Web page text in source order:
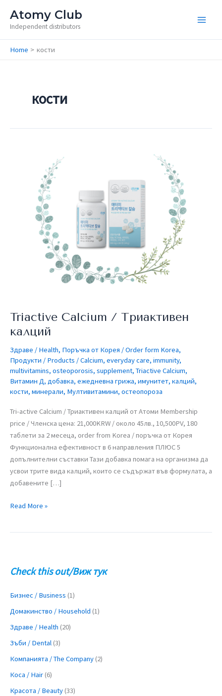
content
Atomy Club
Independent distributors
Home кости
кости
Triactive Calcium / Триактивен
калций
Здраве / Health, Поръчка от Корея / Order form Korea,
Продукти / Products /Calcium, everyday care, immunity,
multivitamins, osteoporosis, supplement, Triactive Calcium,
Витамин Д, добавка, ежедневна грижа, имунитет, калций,
кости, минерали, Мултивитамини, остеопороза
Tri-active Calcium / Триактивен калций от Атоми​ Membership
price / Членска цена: 21,000KRW / около 45лв., 10,500PV, 180
таблети за 2 месеца, order from Korea / поръчка от Корея​
Функционална ефективност в 6 направления ПЛЮС 5
допълнителни съставки Тази добавка помага на организма да
усвои трите вида калций, които се съдържат във формулата, а
добавените […]
Триактивен
Read More »
Check this out/Виж тук
Бизнес / Business (1)
Домакинство / Household (1)
Здраве / Health (20)
Зъби / Dental (3)
Компанията / The Company (2)
Коса / Hair (6)
Красота / Beauty (33)